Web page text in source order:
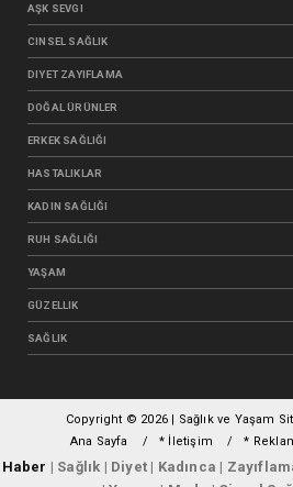
AŞK SEVGI
CINSEL SAĞLIK
DIYET ZAYIFLAMA
DOĞAL ÜRÜNLER
ERKEK SAĞLIĞI
HASTALIKLAR
KADIN SAĞLIĞI
RUH SAĞLIĞI
YAŞAM
GÜZELLIK
SAĞLIK
Copyright © 2026 | Sağlık ve Yaşam
Ana Sayfa
* İletişim *
Haber | Sağlık | Diyet | Kadınca |